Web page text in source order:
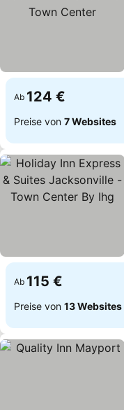
Ab 124 €
Preise von 7 Websites
Ab 115 €
Preise von 13 Websites